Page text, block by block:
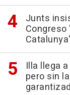
Junts
Illa llega
pero sin